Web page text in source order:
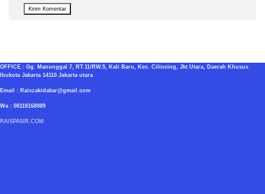
OFFICE : Gg. Manunggal 7, RT.11/RW.5, Kali Baru, Kec. Cilincing, Jkt Utara, Daerah Khusus
Ibukota Jakarta 14110 Jakarta utara
Email : Raiszakidakar@gmail.com
Wa : 08118168989
RAISPASIR.COM